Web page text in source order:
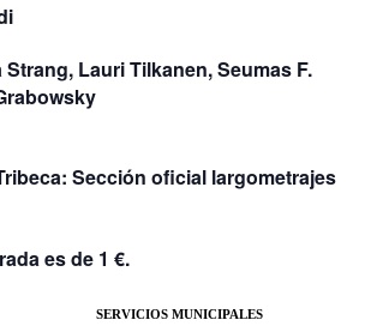
Strang, Lauri Tilkanen, Seumas F.
Sección oficial largometrajes
es de 1 €.
SERVICIOS MUNICIPALES